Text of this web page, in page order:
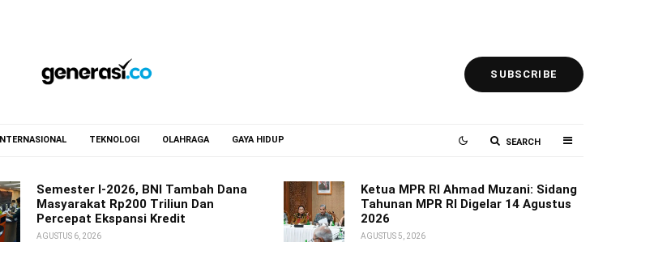
SUBSCRIBE
INTERNASIONAL TEKNOLOGI OLAHRAGA GAYA HIDUP SEARCH
Semester I-2026, BNI Tambah Dana
Masyarakat Rp200 Triliun Dan
Percepat Ekspansi Kredit
AGUSTUS 6, 2026
Ketua MPR RI Ahmad Muzani: Sidang
Tahunan MPR RI Digelar 14 Agustus
2026
AGUSTUS 5, 2026